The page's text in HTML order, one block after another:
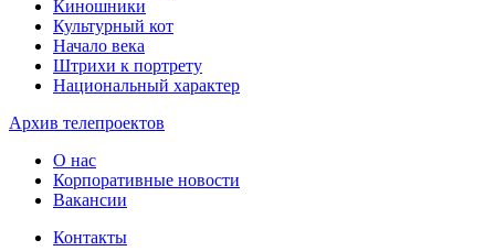
Киношники
Культурный кот
Начало века
Штрихи к портрету
Национальный характер
Архив телепроектов
О нас
Корпоративные новости
Вакансии
Контакты